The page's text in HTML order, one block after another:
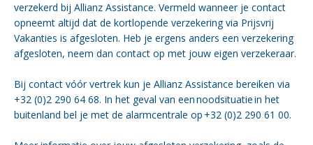
verzekerd bij Allianz Assistance. Vermeld wanneer je contact
opneemt altijd dat de kortlopende verzekering via Prijsvrij
Vakanties is afgesloten. Heb je ergens anders een verzekering
afgesloten, neem dan contact op met jouw eigen verzekeraar.
Bij contact vóór vertrek kun je Allianz Assistance bereiken via
+32 (0)2 290 64 68. In het geval van een noodsituatie in het
buitenland bel je met de alarmcentrale op +32 (0)2 290 61 00.